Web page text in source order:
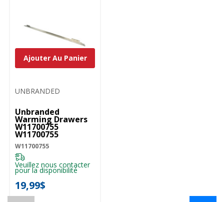
UNBRANDED
Unbranded
Warming Drawers
W11700755
W11700755
W11700755
Veuillez nous contacter
pour la disponibilité
19,99$
Ajouter Au Panier